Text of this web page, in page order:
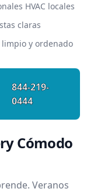
HVAC locales
claras
limpio y ordenado
844-219-
0444
Cómodo
Veranos